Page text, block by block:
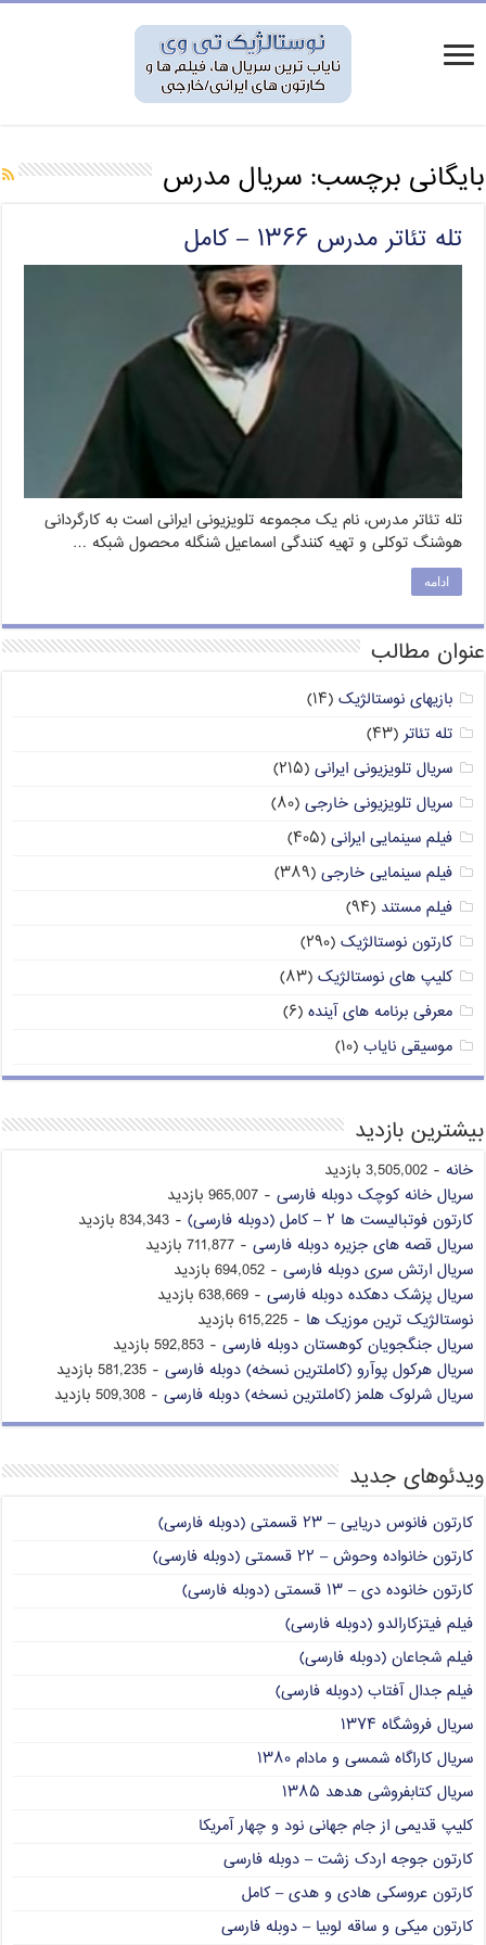
بایگانی برچسب:سریال مدرس
تله تئاتر مدرس ۱۳۶۶ – کامل
تله تئاتر مدرس، نام یک مجموعه تلویزیونی ایرانی است به کارگردانی
هوشنگ توکلی و تهیه کنندگی اسماعیل شنگله محصول شبکه …
ادامه
عنوان مطالب
بازیهای نوستالژیک (۱۴)
تله تئاتر (۴۳)
سریال تلویزیونی ایرانی (۲۱۵)
سریال تلویزیونی خارجی (۸۰)
فیلم سینمایی ایرانی (۴۰۵)
فیلم سینمایی خارجی (۳۸۹)
فیلم مستند (۹۴)
کارتون نوستالژیک (۲۹۰)
کلیپ های نوستالژیک (۸۳)
معرفی برنامه های آینده (۶)
موسیقی نایاب (۱۰)
بیشترین بازدید
خانه - 3,505,002 بازدید
سریال خانه کوچک دوبله فارسی - 965,007 بازدید
کارتون فوتبالیست ها ۲ – کامل (دوبله فارسی)
- 834,343 بازدید
سریال قصه های جزیره دوبله فارسی - 711,877 بازدید
سریال ارتش سری دوبله فارسی - 694,052 بازدید
سریال پزشک دهکده دوبله فارسی - 638,669 بازدید
نوستالژیک ترین موزیک ها - 615,225 بازدید
سریال جنگجویان کوهستان دوبله فارسی - 592,853 بازدید
سریال هرکول پوآرو (کاملترین نسخه) دوبله فارسی - 581,235 بازدید
سریال شرلوک هلمز (کاملترین نسخه) دوبله فارسی - 509,308 بازدید
ویدئوهای جدید
کارتون فانوس دریایی – ۲۳ قسمتی (دوبله فارسی)
کارتون خانواده وحوش – ۲۲ قسمتی (دوبله فارسی)
کارتون خانوده دی – ۱۳ قسمتی (دوبله فارسی)
فیلم فیتزکارالدو (دوبله فارسی)
فیلم شجاعان (دوبله فارسی)
فیلم جدال آفتاب (دوبله فارسی)
سریال فروشگاه ۱۳۷۴
سریال کاراگاه شمسی و مادام ۱۳۸۰
سریال کتابفروشی هدهد ۱۳۸۵
کلیپ قدیمی از جام جهانی نود و چهار آمریکا
کارتون جوجه اردک زشت – دوبله فارسی
کارتون عروسکی هادی و هدی – کامل
کارتون میکی و ساقه لوبیا – دوبله فارسی